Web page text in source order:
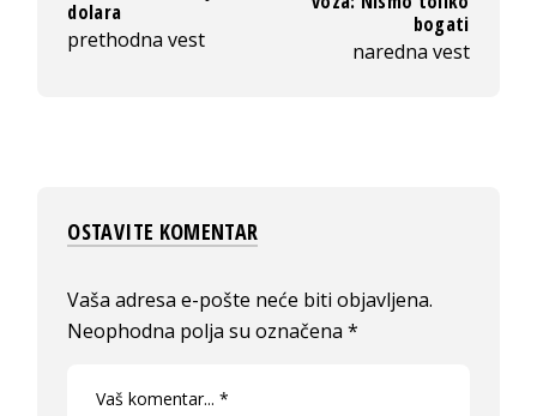
dolara
prethodna vest
bogati
naredna vest
OSTAVITE KOMENTAR
Vaša adresa e-pošte neće biti objavljena.
Neophodna polja su označena*